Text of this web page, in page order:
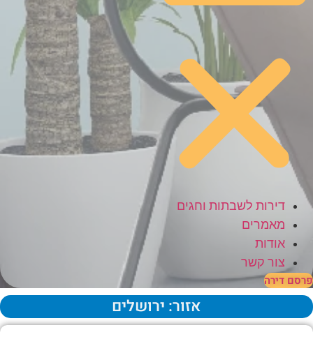
דירות לשבתות וחגים
מאמרים
אודות
צור קשר
דירה
אזור: ירושלים